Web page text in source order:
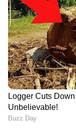
പുച്ഛത്തോടെ
'ഉപരിവർഗ്ഗ
വീണ്ടും
മനുഷ്യരെയും
ഇവർ
'ഷിജിലിന്റെ
തെരച്ചിലിൽ